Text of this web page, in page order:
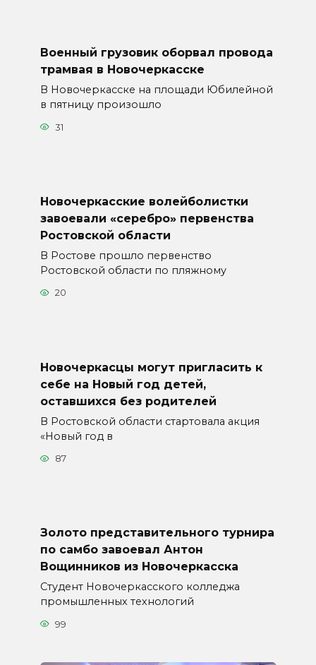
Военный грузовик оборвал провода
трамвая в Новочеркасске
В Новочеркасске на площади Юбилейной
в пятницу произошло
31
Новочеркасские волейболистки
завоевали «серебро» первенства
Ростовской области
В Ростове прошло первенство
Ростовской области по пляжному
20
Новочеркасцы могут пригласить к
себе на Новый год детей,
оставшихся без родителей
В Ростовской области стартовала акция
«Новый год в
87
Золото представительного турнира
по самбо завоевал Антон
Вощинников из Новочеркасска
Студент Новочеркасского колледжа
промышленных технологий
99